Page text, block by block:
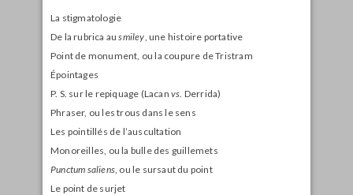
La stigmatologie
De la rubrica ausmiley , une histoire portative
Point de monument, ou la coupure de Tristram
Épointages
P. S. sur le repiquage (Lacan vs. Derrida)
Phraser, ou les trous dans le sens
Les pointillés de l’auscultation
Monoreilles, ou la bulle des guillemets
Punctum saliens , ou le sursaut du point
Le point de surjet